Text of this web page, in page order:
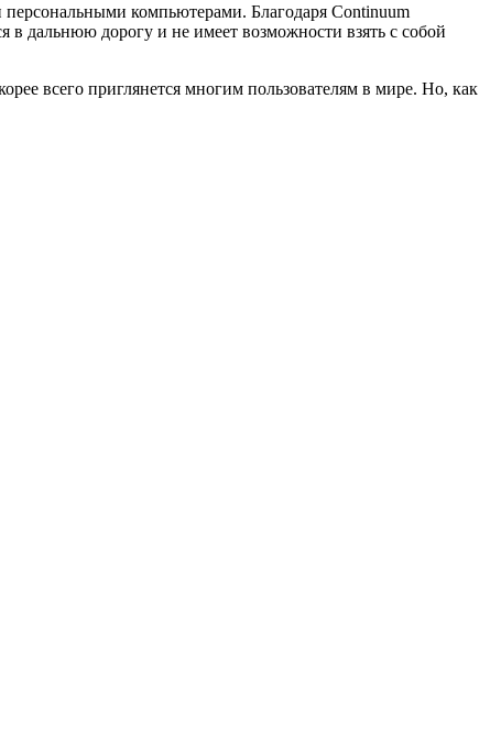
компьютерами. Благодаря Continuum
дальнюю дорогу и не имеет возможности взять с собой
всего приглянется многим пользователям в мире. Но, как